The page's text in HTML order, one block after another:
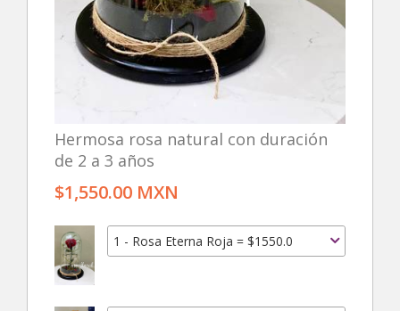
Hermosa rosa natural con duración
de 2 a 3 años
$1,550.00 MXN
1 - Rosa Eterna Roja = $1550.0